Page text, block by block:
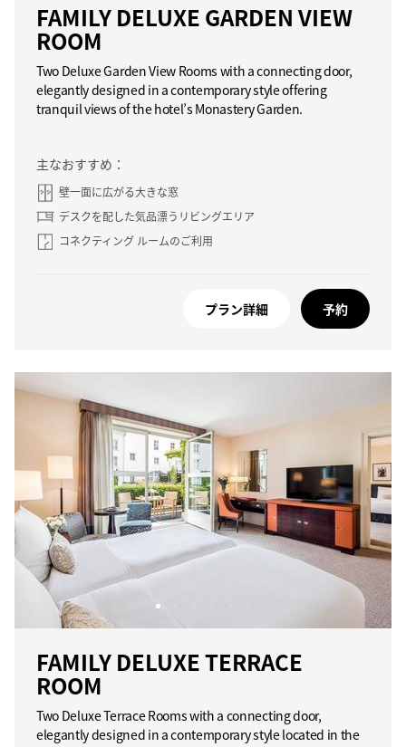
FAMILY DELUXE GARDEN VIEW
ROOM
Two Deluxe Garden View Rooms with a connecting door,
elegantly designed in a contemporary style offering
tranquil views of the hotel’s Monastery Garden.
主なおすすめ：
壁一面に広がる大きな窓
デスクを配した気品漂うリビングエリア
コネクティング ルームのご利用
プラン詳細 予約
FAMILY DELUXE TERRACE
ROOM
Two Deluxe Terrace Rooms with a connecting door,
elegantly designed in a contemporary style located in the